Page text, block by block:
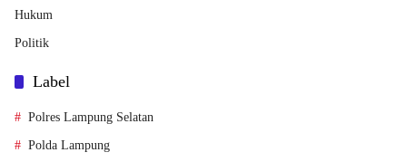
Hukum
Politik
Label
Polres Lampung Selatan
Polda Lampung